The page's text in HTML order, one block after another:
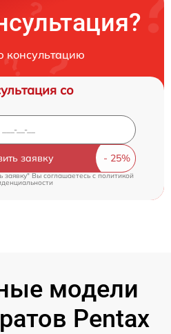
консультацию
со
заявку
заявку" Вы соглашаетесь cполитикой
модели
Pentax